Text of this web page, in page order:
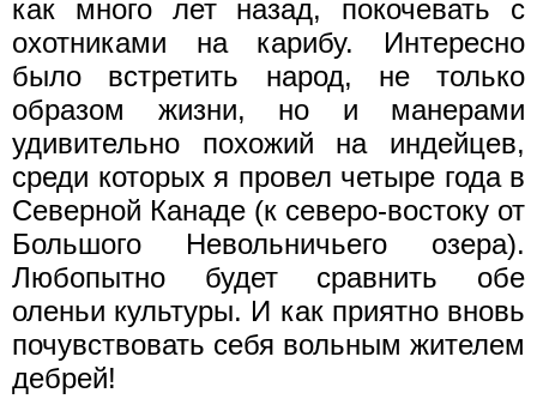
как много лет назад, покочевать с
охотниками на карибу. Интересно
было встретить народ, не только
образом жизни, но и манерами
удивительно похожий на индейцев,
среди которых я провел четыре года в
Северной Канаде (к северо-востоку от
Большого Невольничьего озера).
Любопытно будет сравнить обе
оленьи культуры. И как приятно вновь
почувствовать себя вольным жителем
дебрей!